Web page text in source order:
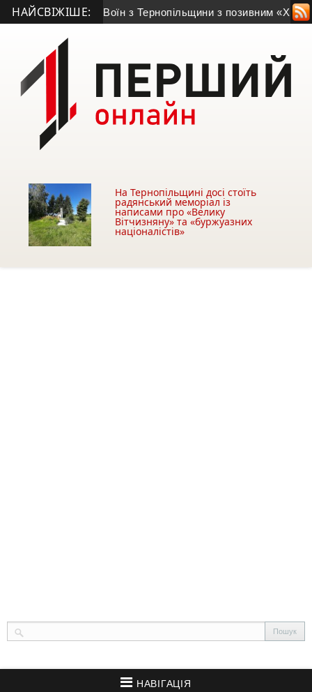
НАЙСВІЖІШЕ:
гривень • Воїн з Тернопільщини з позивним «Хижак»
На Тернопільщині досі стоїть
радянський меморіал із
написами про «Велику
Вітчизняну» та «буржуазних
націоналістів»
НАВІГАЦІЯ